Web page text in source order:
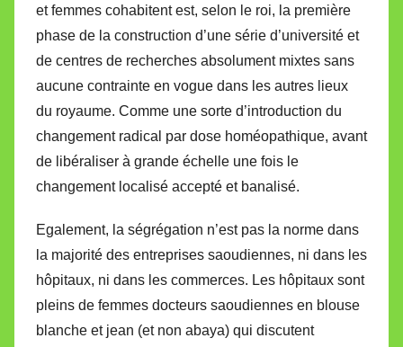
et femmes cohabitent est, selon le roi, la première
phase de la construction d’une série d’université et
de centres de recherches absolument mixtes sans
aucune contrainte en vogue dans les autres lieux
du royaume. Comme une sorte d’introduction du
changement radical par dose homéopathique, avant
de libéraliser à grande échelle une fois le
changement localisé accepté et banalisé.
Egalement, la ségrégation n’est pas la norme dans
la majorité des entreprises saoudiennes, ni dans les
hôpitaux, ni dans les commerces. Les hôpitaux sont
pleins de femmes docteurs saoudiennes en blouse
blanche et jean (et non abaya) qui discutent